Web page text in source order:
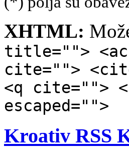
XHTML:
title="">
cite="">
<q cite="">
escaped="">
Kroativ RSS